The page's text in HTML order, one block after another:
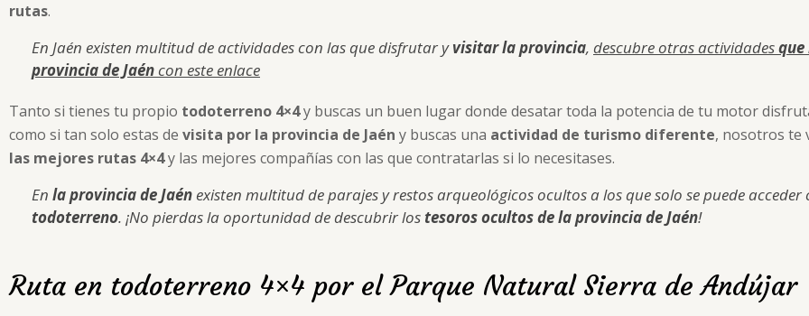
rutas.
En Jaén existen multitud de actividades con las que disfrutar yvisitar la provincia, descubre otras actividadesque
provincia de Jaéncon este enlace
Tanto si tienes tu propio todoterreno 4×4y buscas un buen lugar donde desatar toda la potencia de tu motor
como si tan solo estas de visita por la provincia de Jaén y buscas una actividad de turismo diferente, nosotros te
las mejores rutas 4×4y las mejores compañías con las que contratarlas si lo necesitases.
En la provincia de Jaén existen multitud de parajes y restos arqueológicos ocultos a los que solo se puede acceder
todoterreno. ¡No pierdas la oportunidad de descubrir los tesoros ocultos de la provincia de Jaén!
Ruta en todoterreno 4×4 por el Parque Natural Sierra de Andújar